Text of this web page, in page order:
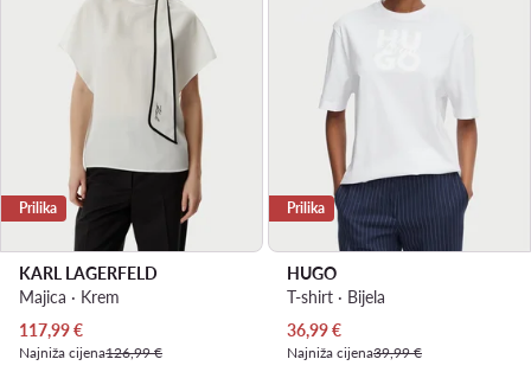
Prilika
KARL LAGERFELD
Majica · Krem
Trenutna cijena
117,99€
Najniža cijena126,99 €
Prilika
HUGO
T-shirt · Bijela
Trenutna cijena
36,99€
Najniža cijena39,99 €